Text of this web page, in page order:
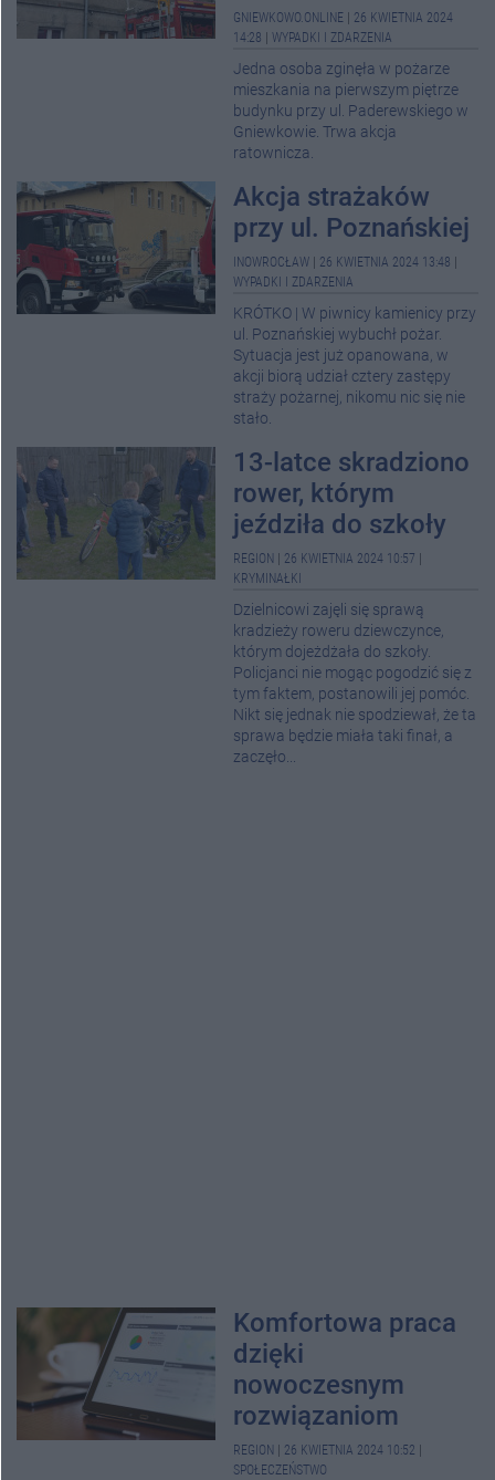
GNIEWKOWO.ONLINE
26 KWIETNIA 2024
14:28
WYPADKI I ZDARZENIA
Jedna osoba zginęła w pożarze
mieszkania na pierwszym piętrze
budynku przy ul. Paderewskiego w
Gniewkowie. Trwa akcja
ratownicza.
Akcja strażaków
przy ul. Poznańskiej
INOWROCŁAW 26 KWIETNIA 2024 13:48
WYPADKI I ZDARZENIA
KRÓTKO | W piwnicy kamienicy przy
ul. Poznańskiej wybuchł pożar.
Sytuacja jest już opanowana, w
akcji biorą udział cztery zastępy
straży pożarnej, nikomu nic się nie
stało.
13-latce skradziono
rower, którym
jeździła do szkoły
REGION 26 KWIETNIA 2024 10:57
KRYMINAŁKI
Dzielnicowi zajęli się sprawą
kradzieży roweru dziewczynce,
którym dojeżdżała do szkoły.
Policjanci nie mogąc pogodzić się z
tym faktem, postanowili jej pomóc.
Nikt się jednak nie spodziewał, że ta
sprawa będzie miała taki finał, a
zaczęło...
Komfortowa praca
dzięki
nowoczesnym
rozwiązaniom
REGION 26 KWIETNIA 2024 10:52
SPOŁECZEŃSTWO